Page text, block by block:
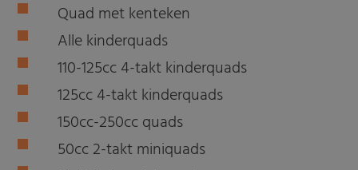
Quad met kenteken
Alle kinderquads
110-125cc 4-takt kinderquads
125cc 4-takt kinderquads
150cc-250cc quads
50cc 2-takt miniquads